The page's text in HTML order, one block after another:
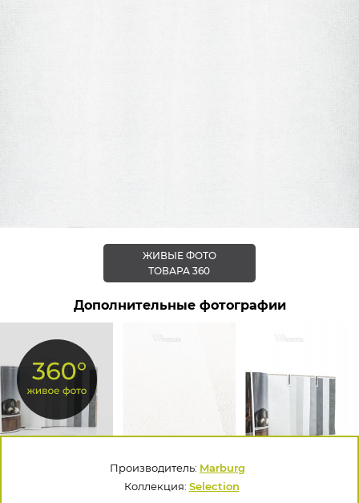
ЖИВЫЕ ФОТО
ТОВАРА 360
Дополнительные фотографии
Производитель: Marburg
Коллекция: Selection